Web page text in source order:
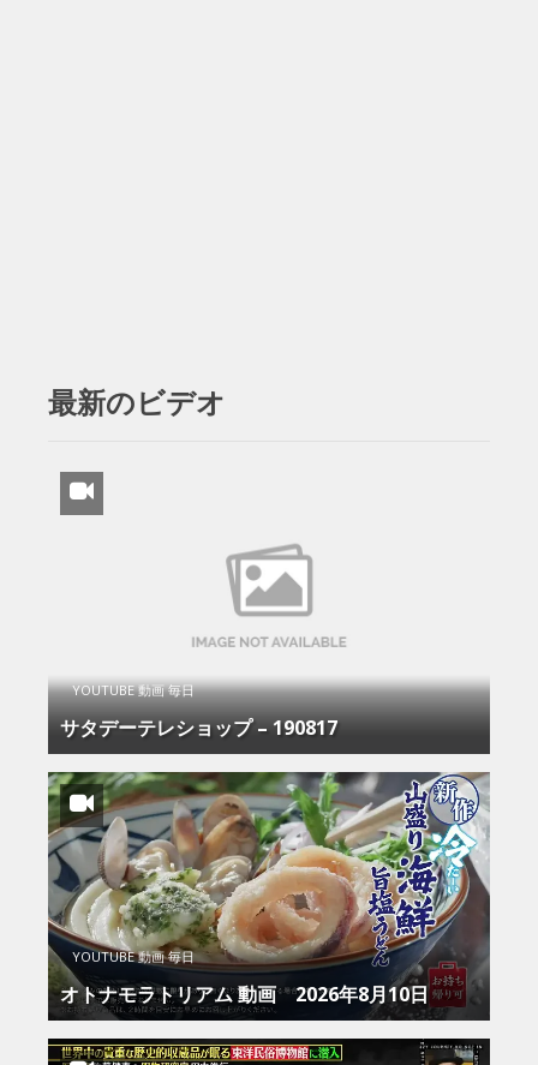
最新のビデオ
YOUTUBE 動画 毎日
サタデーテレショップ – 190817
YOUTUBE 動画 毎日
オトナモラトリアム 動画 2026年8月10日